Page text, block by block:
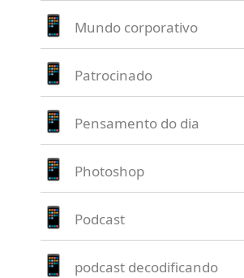
Mundo corporativo
Patrocinado
Pensamento do dia
Photoshop
Podcast
podcast decodificando